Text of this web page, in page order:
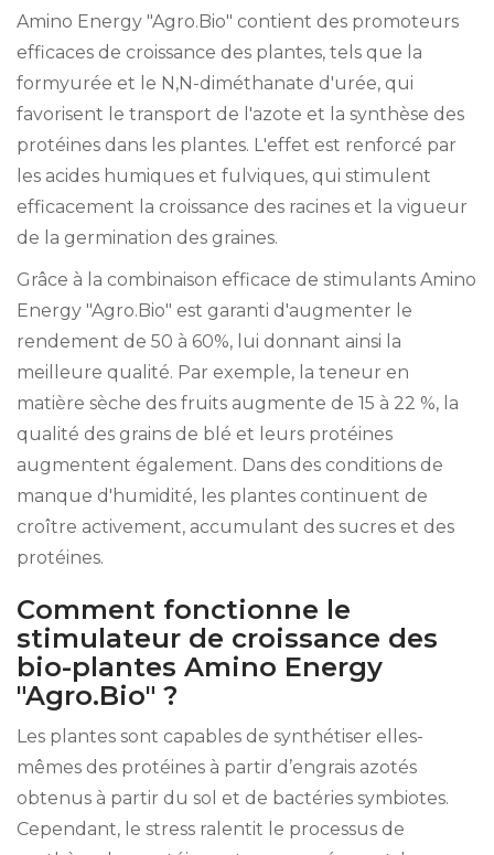
Amino Energy "Agro.Bio" contient des promoteurs
efficaces de croissance des plantes, tels que la
formyurée et le N,N-diméthanate d'urée, qui
favorisent le transport de l'azote et la synthèse des
protéines dans les plantes. L'effet est renforcé par
les acides humiques et fulviques, qui stimulent
efficacement la croissance des racines et la vigueur
de la germination des graines.
Grâce à la combinaison efficace de stimulants Amino
Energy "Agro.Bio" est garanti d'augmenter le
rendement de 50 à 60%, lui donnant ainsi la
meilleure qualité. Par exemple, la teneur en
matière sèche des fruits augmente de 15 à 22 %, la
qualité des grains de blé et leurs protéines
augmentent également. Dans des conditions de
manque d'humidité, les plantes continuent de
croître activement, accumulant des sucres et des
protéines.
Comment fonctionne le
stimulateur de croissance des
bio-plantes Amino Energy
"Agro.Bio" ?
Les plantes sont capables de synthétiser elles-
mêmes des protéines à partir d’engrais azotés
obtenus à partir du sol et de bactéries symbiotes.
Cependant, le stress ralentit le processus de